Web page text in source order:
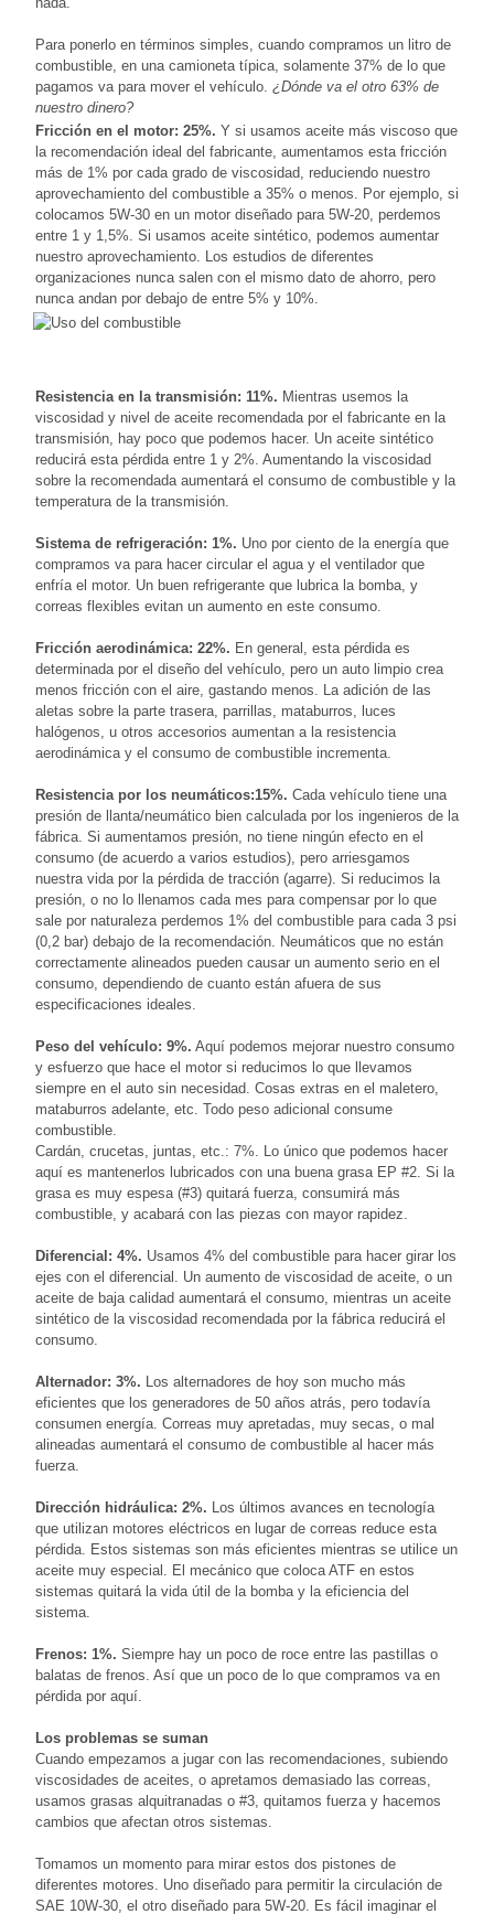
Para ponerlo en términos simples, cuando compramos un litro de
combustible, en una camioneta típica, solamente 37% de lo que
pagamos va para mover el vehículo. ¿Dónde va el otro 63% de
nuestro dinero?
Fricción en el motor: 25%. Y si usamos aceite más viscoso que
la recomendación ideal del fabricante, aumentamos esta fricción
más de 1% por cada grado de viscosidad, reduciendo nuestro
aprovechamiento del combustible a 35% o menos. Por ejemplo, si
colocamos 5W-30 en un motor diseñado para 5W-20, perdemos
entre 1 y 1,5%. Si usamos aceite sintético, podemos aumentar
nuestro aprovechamiento. Los estudios de diferentes
organizaciones nunca salen con el mismo dato de ahorro, pero
nunca andan por debajo de entre 5% y 10%.
Resistencia en la transmisión: 11%. Mientras usemos la
viscosidad y nivel de aceite recomendada por el fabricante en la
transmisión, hay poco que podemos hacer. Un aceite sintético
reducirá esta pérdida entre 1 y 2%. Aumentando la viscosidad
sobre la recomendada aumentará el consumo de combustible y la
temperatura de la transmisión.
Sistema de refrigeración: 1%. Uno por ciento de la energía que
compramos va para hacer circular el agua y el ventilador que
enfría el motor. Un buen refrigerante que lubrica la bomba, y
correas flexibles evitan un aumento en este consumo.
Fricción aerodinámica: 22%. En general, esta pérdida es
determinada por el diseño del vehículo, pero un auto limpio crea
menos fricción con el aire, gastando menos. La adición de las
aletas sobre la parte trasera, parrillas, mataburros, luces
halógenos, u otros accesorios aumentan a la resistencia
aerodinámica y el consumo de combustible incrementa.
Resistencia por los neumáticos:15%. Cada vehículo tiene una
presión de llanta/neumático bien calculada por los ingenieros de la
fábrica. Si aumentamos presión, no tiene ningún efecto en el
consumo (de acuerdo a varios estudios), pero arriesgamos
nuestra vida por la pérdida de tracción (agarre). Si reducimos la
presión, o no lo llenamos cada mes para compensar por lo que
sale por naturaleza perdemos 1% del combustible para cada 3 psi
(0,2 bar) debajo de la recomendación. Neumáticos que no están
correctamente alineados pueden causar un aumento serio en el
consumo, dependiendo de cuanto están afuera de sus
especificaciones ideales.
Peso del vehículo: 9%. Aquí podemos mejorar nuestro consumo
y esfuerzo que hace el motor si reducimos lo que llevamos
siempre en el auto sin necesidad. Cosas extras en el maletero,
mataburros adelante, etc. Todo peso adicional consume
combustible.
Cardán, crucetas, juntas, etc.: 7%. Lo único que podemos hacer
aquí es mantenerlos lubricados con una buena grasa EP #2. Si la
grasa es muy espesa (#3) quitará fuerza, consumirá más
combustible, y acabará con las piezas con mayor rapidez.
Diferencial: 4%. Usamos 4% del combustible para hacer girar los
ejes con el diferencial. Un aumento de viscosidad de aceite, o un
aceite de baja calidad aumentará el consumo, mientras un aceite
sintético de la viscosidad recomendada por la fábrica reducirá el
consumo.
Alternador: 3%. Los alternadores de hoy son mucho más
eficientes que los generadores de 50 años atrás, pero todavía
consumen energía. Correas muy apretadas, muy secas, o mal
alineadas aumentará el consumo de combustible al hacer más
fuerza.
Dirección hidráulica: 2%.
Los últimos avances en tecnología
que utilizan motores eléctricos en lugar de correas reduce esta
pérdida. Estos sistemas son más eficientes mientras se utilice un
aceite muy especial. El mecánico que coloca ATF en estos
sistemas quitará la vida útil de la bomba y la eficiencia del
sistema.
Frenos: 1%. Siempre hay un poco de roce entre las pastillas o
balatas de frenos. Así que un poco de lo que compramos va en
pérdida por aquí.
Los problemas se suman
Cuando empezamos a jugar con las recomendaciones, subiendo
viscosidades de aceites, o apretamos demasiado las correas,
usamos grasas alquitranadas o #3, quitamos fuerza y hacemos
cambios que afectan otros sistemas.
Tomamos un momento para mirar estos dos pistones de
diferentes motores. Uno diseñado para permitir la circulación de
SAE 10W-30, el otro diseñado para 5W-20. Es fácil imaginar el